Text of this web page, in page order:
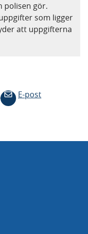
polisen gör.
som ligger
att uppgifterna
E-post